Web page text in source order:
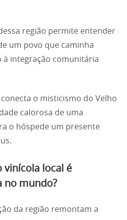
região permite entender
um povo que caminha
integração comunitária
conecta o misticismo do Velho
calorosa de uma
o hóspede um presente
vinícola local é
no mundo?
da região remontam a